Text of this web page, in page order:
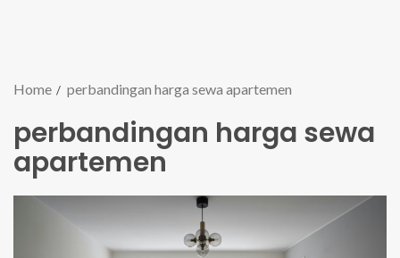
Home perbandingan harga sewa apartemen
perbandingan harga sewa
apartemen